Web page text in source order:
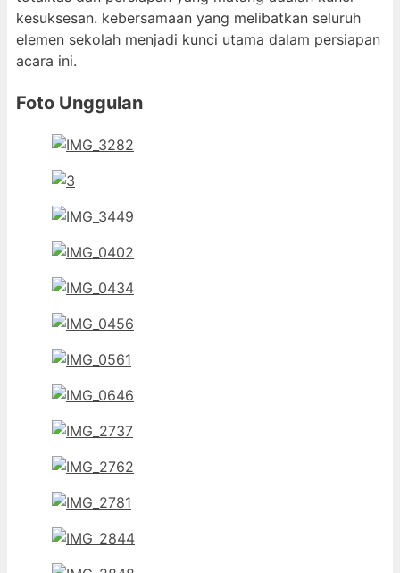
kesuksesan. kebersamaan yang melibatkan seluruh
elemen sekolah menjadi kunci utama dalam persiapan
acara ini.
Foto Unggulan